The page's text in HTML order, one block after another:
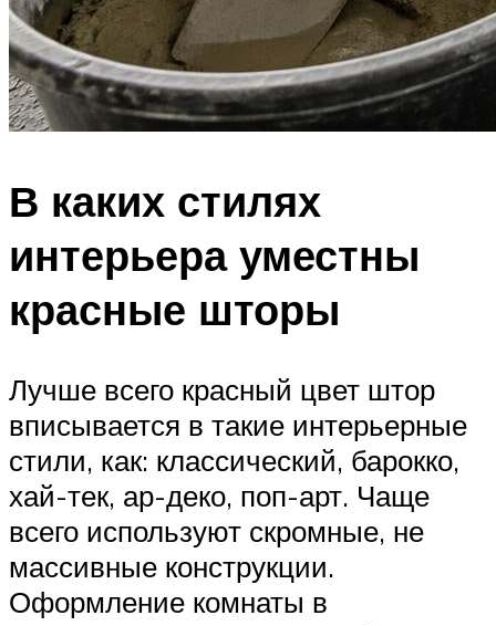
В каких стилях
интерьера уместны
красные шторы
Лучше всего красный цвет штор
вписывается в такие интерьерные
стили, как: классический, барокко,
хай-тек, ар-деко, поп-арт. Чаще
всего используют скромные, не
массивные конструкции.
Оформление комнаты в